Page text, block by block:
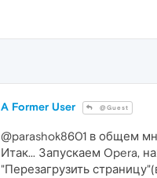
A Former User @Guest
@parashok8601 в общем
Итак... Запускаем Opera,
"Перезагрузить